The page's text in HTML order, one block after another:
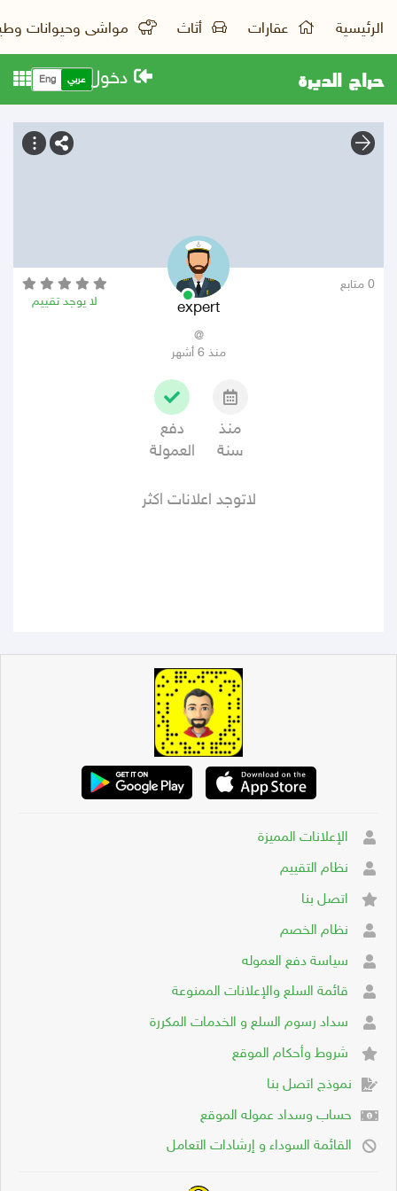
الرئيسية عقارات أثاث مواشى وحيوانات
حراج الديرة دخول عربي Eng
0 متابع
expert
@
منذ 6 أشهر
منذ
سنة
دفع
العمولة
لا يوجد تقييم
لاتوجد اعلانات اكثر
الإعلانات المميزة
نظام التقييم
اتصل بنا
نظام الخصم
سياسة دفع العموله
قائمة السلع والإعلانات الممنوعة
سداد رسوم السلع و الخدمات المكررة
شروط وأحكام الموقع
نموذج اتصل بنا
حساب وسداد عموله الموقع
القائمة السوداء و إرشادات التعامل